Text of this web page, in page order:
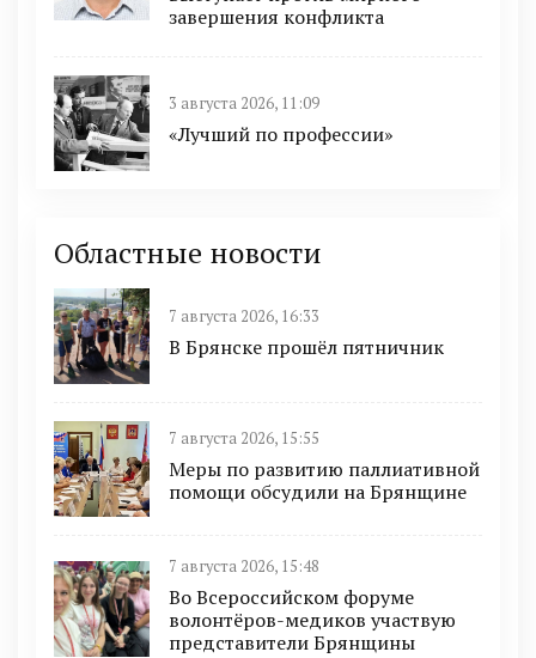
завершения конфликта
3 августа 2026, 11:09
«Лучший по профессии»
Областные новости
7 августа 2026, 16:33
В Брянске прошёл пятничник
7 августа 2026, 15:55
Меры по развитию паллиативной
помощи обсудили на Брянщине
7 августа 2026, 15:48
Во Всероссийском форуме
волонтёров-медиков участвую
представители Брянщины